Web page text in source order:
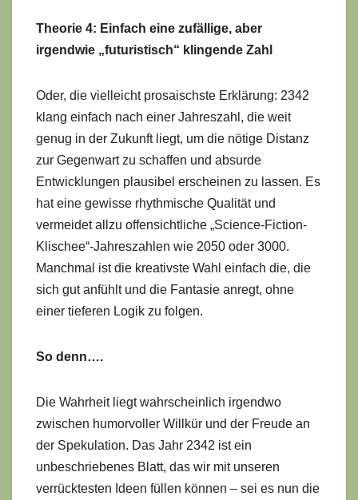
Theorie 4: Einfach eine zufällige, aber
irgendwie „futuristisch“ klingende Zahl
Oder, die vielleicht prosaischste Erklärung: 2342
klang einfach nach einer Jahreszahl, die weit
genug in der Zukunft liegt, um die nötige Distanz
zur Gegenwart zu schaffen und absurde
Entwicklungen plausibel erscheinen zu lassen. Es
hat eine gewisse rhythmische Qualität und
vermeidet allzu offensichtliche „Science-Fiction-
Klischee“-Jahreszahlen wie 2050 oder 3000.
Manchmal ist die kreativste Wahl einfach die, die
sich gut anfühlt und die Fantasie anregt, ohne
einer tieferen Logik zu folgen.
So denn….
Die Wahrheit liegt wahrscheinlich irgendwo
zwischen humorvoller Willkür und der Freude an
der Spekulation. Das Jahr 2342 ist ein
unbeschriebenes Blatt, das wir mit unseren
verrücktesten Ideen füllen können – sei es nun die